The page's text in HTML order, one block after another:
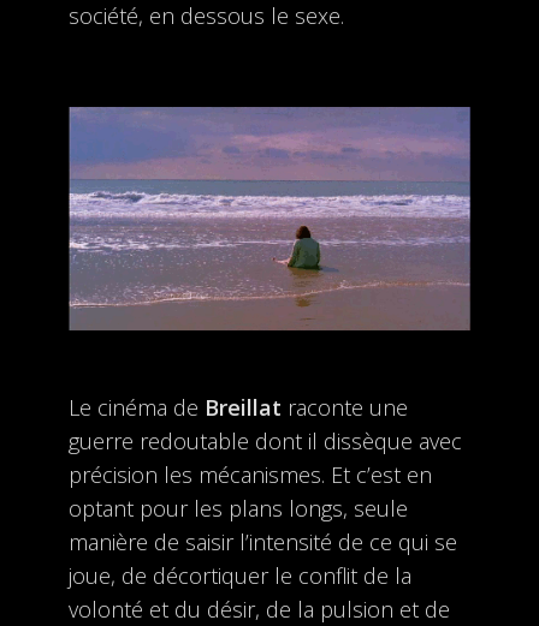
société, en dessous le sexe.
Le cinéma de Breillat raconte une
guerre redoutable dont il dissèque avec
précision les mécanismes. Et c’est en
optant pour les plans longs, seule
manière de saisir l’intensité de ce qui se
joue, de décortiquer le conflit de la
volonté et du désir, de la pulsion et de